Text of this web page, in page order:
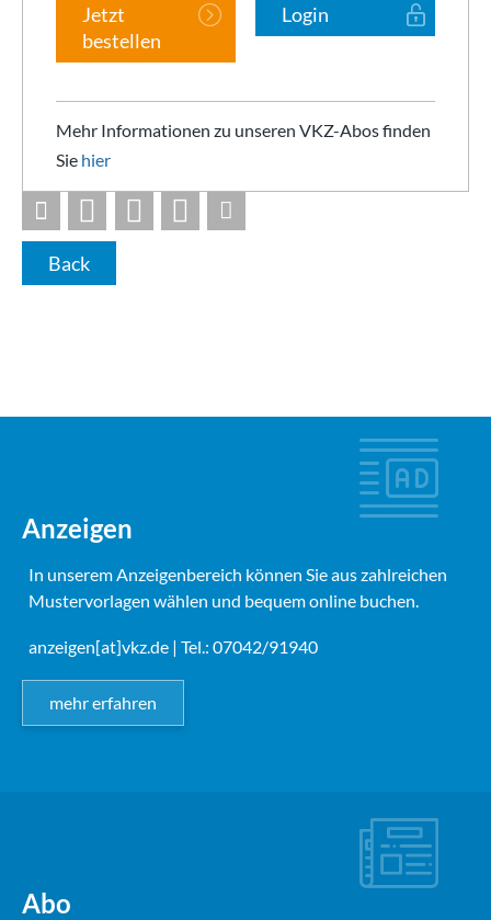
Jetzt
bestellen
Login
Mehr Informationen zu unseren VKZ-Abos finden
Sie hier
Back
Anzeigen
In unserem Anzeigenbereich können Sie aus zahlreichen
Mustervorlagen wählen und bequem online buchen.
anzeigen[at]vkz.de | Tel.: 07042/91940
mehr erfahren
Abo